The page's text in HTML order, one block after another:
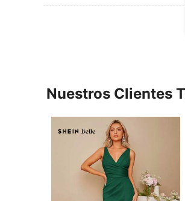
Nuestros Clientes